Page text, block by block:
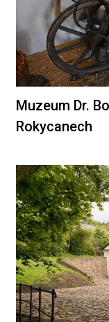
Muzeum Dr.
Rokycanech